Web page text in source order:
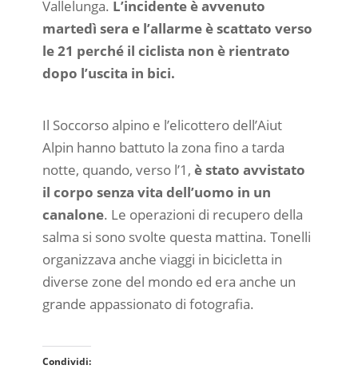
Vallelunga. L’incidente è avvenuto
martedì sera e l’allarme è scattato verso
le 21 perché il ciclista non è rientrato
dopo l’uscita in bici.
Il Soccorso alpino e l’elicottero dell’Aiut
Alpin hanno battuto la zona fino a tarda
notte, quando, verso l’1, è stato avvistato
il corpo senza vita dell’uomo in un
canalone. Le operazioni di recupero della
salma si sono svolte questa mattina. Tonelli
organizzava anche viaggi in bicicletta in
diverse zone del mondo ed era anche un
grande appassionato di fotografia.
Condividi: